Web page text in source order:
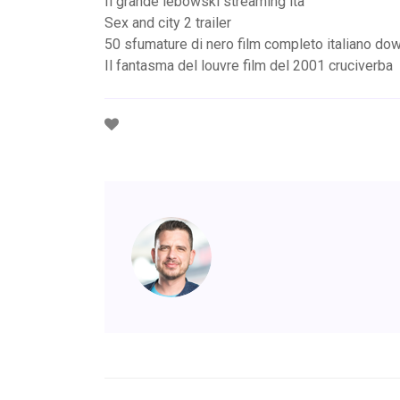
Sex and city 2 trailer
50 sfumature di nero film completo italiano
Il fantasma del louvre film del 2001 cruciverba